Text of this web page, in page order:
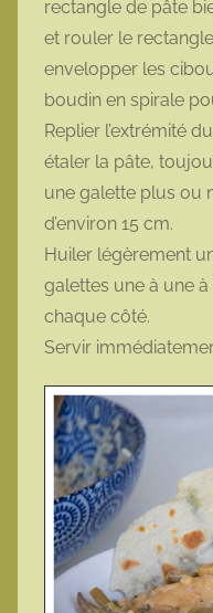
rectangle de pâte
et rouler le
envelopper les
boudin en spirale
Replier l’extrémité
étaler la pâte,
une galette plus ou
d’environ 15 cm.
Huiler légèrement
galettes une à une
chaque côté.
Servir